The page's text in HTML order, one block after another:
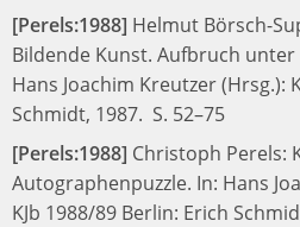
[Perels:1988] Helmut Börsch-
Bildende Kunst. Aufbruch
Hans Joachim Kreutzer (Hrsg.):
Schmidt, 1987. S. 52–75
[Perels:1988] Christoph Perels:
Autographenpuzzle. In: Hans
KJb 1988/89 Berlin: Erich